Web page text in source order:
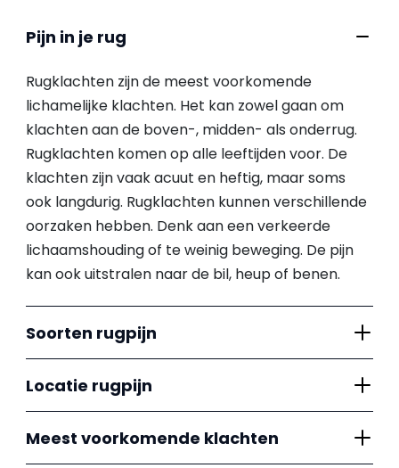
Pijn in je rug
Rugklachten zijn de meest voorkomende
lichamelijke klachten. Het kan zowel gaan om
klachten aan de boven-, midden- als onderrug.
Rugklachten komen op alle leeftijden voor. De
klachten zijn vaak acuut en heftig, maar soms
ook langdurig. Rugklachten kunnen verschillende
oorzaken hebben. Denk aan een verkeerde
lichaamshouding of te weinig beweging. De pijn
kan ook uitstralen naar de bil, heup of benen.
Soorten rugpijn
Locatie rugpijn
Meest voorkomende klachten